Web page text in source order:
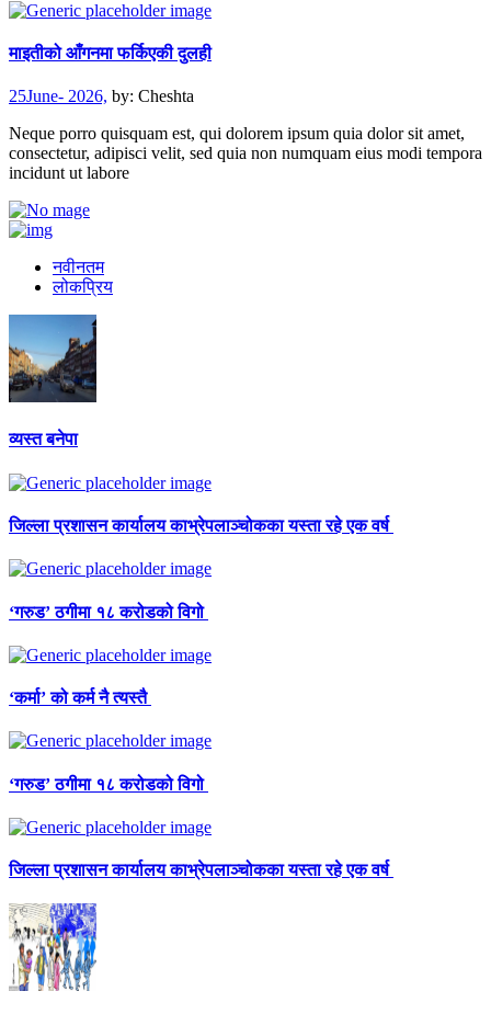
माइतीको आँगनमा फर्किएकी दुलही
25June- 2026, by: Cheshta
Neque porro quisquam est, qui dolorem ipsum quia dolor sit amet,
consectetur, adipisci velit, sed quia non numquam eius modi tempora
incidunt ut labore
नवीनतम
लोकप्रिय
व्यस्त बनेपा
जिल्ला प्रशासन कार्यालय काभ्रेपलाञ्चोकका यस्ता रहे एक वर्ष
‘गरुड’ ठगीमा १८ करोडको विगो
‘कर्मा’ को कर्म नै त्यस्तै
‘गरुड’ ठगीमा १८ करोडको विगो
जिल्ला प्रशासन कार्यालय काभ्रेपलाञ्चोकका यस्ता रहे एक वर्ष